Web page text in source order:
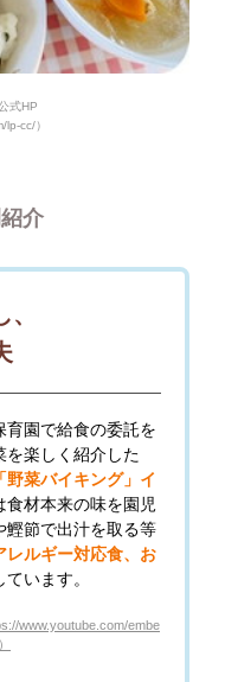
式HP
lp-cc/）
介
育園で給食の委託を
を楽しく紹介した
「野菜バイキング」イ
材本来の味を園児
鰹節で出汁を取る等
レルギー対応食、お
ています。
www.youtube.com/embe